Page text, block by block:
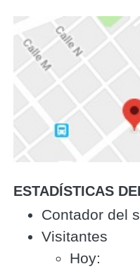
ESTADÍSTICAS
‎Contador del
Visitantes
Hoy: